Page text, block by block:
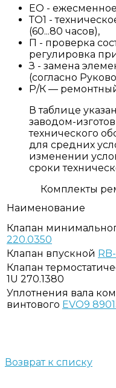
ЕО - ежесменное
ТО1 -
(60...80 часов),
П - проверка
регулировка
З - замена
(согласно
Р/К —
В таблице
заводом-
технического
для средних
изменении
сроки
Комплекты
Наименование
Клапан
220.0350
Клапан впускной
Клапан
1U 270.1380
Уплотнения вала
винтового EVO9
Возврат к списку